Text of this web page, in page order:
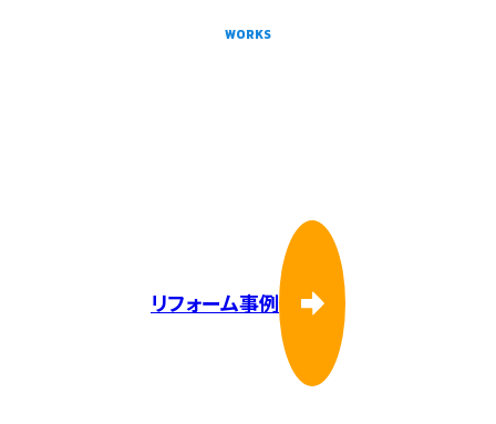
WORKS
リフォーム事例